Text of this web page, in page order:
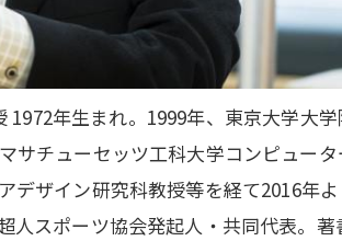
年生まれ。1999年、東京大学大
サチューセッツ工科大学コンピュー
デザイン研究科教授等を経て2016年
人スポーツ協会発起人・共同代表。著